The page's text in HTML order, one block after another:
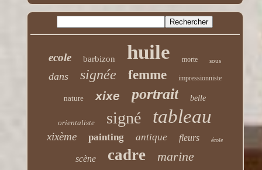
ecole barbizon huile morte sous
dans signée femme impressionniste
nature xixe portrait belle
orientaliste signé tableau
xixème painting antique fleurs école
scène cadre marine